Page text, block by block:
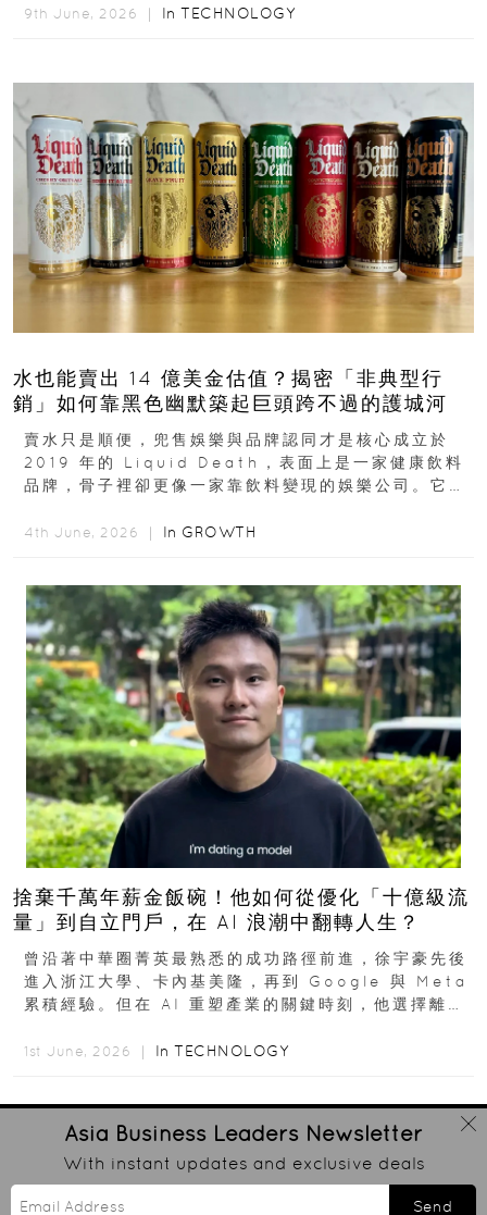
西...
9th June, 2026 ｜ In TECHNOLOGY
水也能賣出 14 億美金估值？揭密「非典型行
銷」如何靠黑色幽默築起巨頭跨不過的護城河
賣水只是順便，兜售娛樂與品牌認同才是核心成立於
2019 年的 Liquid Death，表面上是一家健康飲料
品牌，骨子裡卻更像一家靠飲料變現的娛樂公司。它最
4th June, 2026 ｜ In GROWTH
捨棄千萬年薪金飯碗！他如何從優化「十億級流
量」到自立門戶，在 AI 浪潮中翻轉人生？
曾沿著中華圈菁英最熟悉的成功路徑前進，徐宇豪先後
進入浙江大學、卡內基美隆，再到 Google 與 Meta
累積經驗。但在 AI 重塑產業的關鍵時刻，他選擇離開
1st June, 2026 ｜ In TECHNOLOGY
Asia Business Leaders Newsletter
With instant updates and exclusive deals
Send